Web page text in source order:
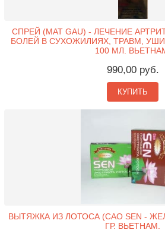
СПРЕЙ (MAT GAU) - ЛЕЧЕНИЕ
БОЛЕЙ В СУХОЖИЛИЯХ, ТРАВМ,
100 МЛ.
990,00 руб.
КУПИТЬ
ВЫТЯЖКА ИЗ ЛОТОСА (CAO SEN -
ГР. ВЬЕТНАМ.